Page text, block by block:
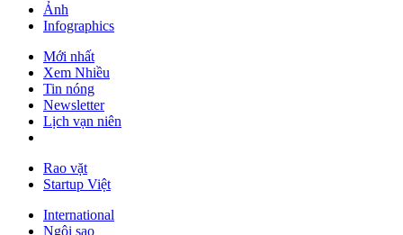
Ảnh
Infographics
Mới nhất
Xem Nhiều
Tin nóng
Newsletter
Lịch vạn niên
Rao vặt
Startup Việt
International
Ngôi sao